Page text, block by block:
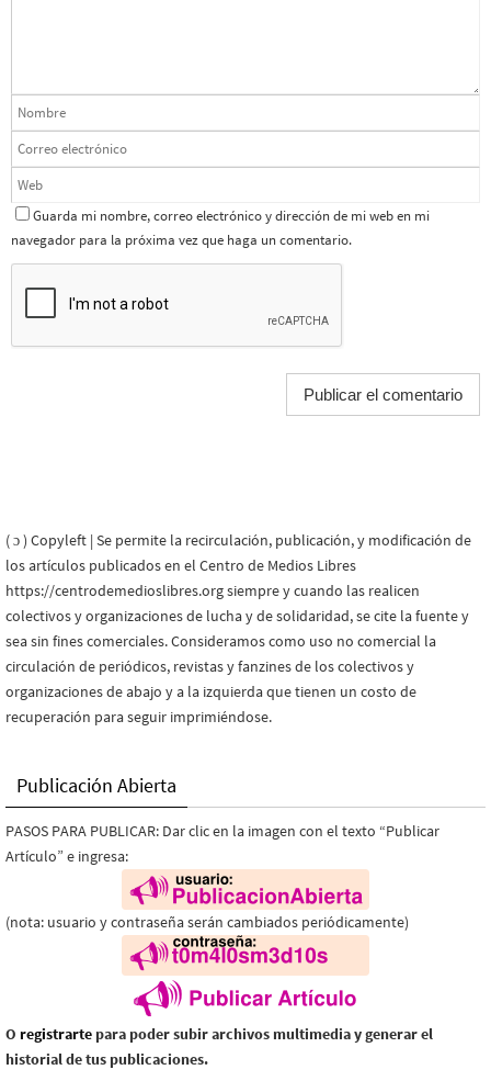
Guarda mi nombre, correo electrónico y dirección de mi web en mi
navegador para la próxima vez que haga un comentario.
( ɔ ) Copyleft | Se permite la recirculación, publicación, y modificación de
los artículos publicados en el Centro de Medios Libres
https://centrodemedioslibres.org siempre y cuando las realicen
colectivos y organizaciones de lucha y de solidaridad, se cite la fuente y
sea sin fines comerciales. Consideramos como uso no comercial la
circulación de periódicos, revistas y fanzines de los colectivos y
organizaciones de abajo y a la izquierda que tienen un costo de
recuperación para seguir imprimiéndose.
Publicación Abierta
PASOS PARA PUBLICAR: Dar clic en la imagen con el texto “Publicar
Artículo” e ingresa:
(nota: usuario y contraseña serán cambiados periódicamente)
O registrarte para poder subir archivos multimedia y generar el
historial de tus publicaciones.